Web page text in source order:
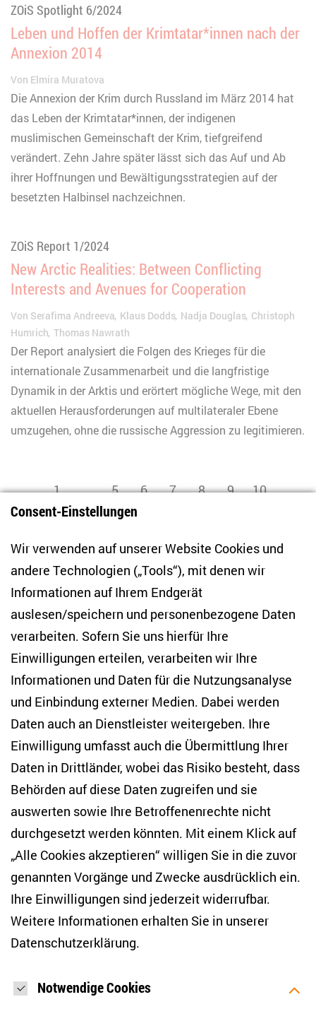
ZOiS Spotlight 6/2024
Leben und Hoffen der Krimtatar*innen nach der
Annexion 2014
Von Elmira Muratova
Die Annexion der Krim durch Russland im März 2014 hat
das Leben der Krimtatar*innen, der indigenen
muslimischen Gemeinschaft der Krim, tiefgreifend
verändert. Zehn Jahre später lässt sich das Auf und Ab
ihrer Hoffnungen und Bewältigungsstrategien auf der
besetzten Halbinsel nachzeichnen.
ZOiS Report 1/2024
New Arctic Realities: Between Conflicting
Interests and Avenues for Cooperation
Von Serafima Andreeva Klaus Dodds Nadja Douglas Christoph
Humrich Thomas Nawrath
Der Report analysiert die Folgen des Krieges für die
internationale Zusammenarbeit und die langfristige
Dynamik in der Arktis und erörtert mögliche Wege, mit den
aktuellen Herausforderungen auf multilateraler Ebene
umzugehen, ohne die russische Aggression zu legitimieren.
zurück
1 ... 5 6 7 8 9
10
11
12 13
Zentrum für Osteuropa- und internationale
Studien
Anton-Wilhelm-Amo-Str. 60
10117 Berlin
Tel. +49 (30) 2005949-17
info(at)zois-berlin(dot)de
NEWSLETTER
E-Mail-Adresse eingeben*
Ich möchte regelmäßig über aktuelle Themen,
werden. Ich bin zudem damit einverstanden, dass meine
Interaktionen mit den Newslettern gemessen werden (z. B.
Öffnung der E-Mail, angeklickte Links), sodass das ZOiS den
Newsletter optimieren und weiterhin möglichst relevante
mit Wirkung für die Zukunft widerrufen (Abmeldelink in jeder
von HTML-Inhalten in Ihrem E-Mail-Programm
standardmäßig deaktivieren. Weitere Hinweise zum
Consent-Einstellungen
Wir verwenden auf unserer Website Cookies und
andere Technologien („Tools“), mit denen wir
Informationen auf Ihrem Endgerät
auslesen/speichern und personenbezogene Daten
verarbeiten. Sofern Sie uns hierfür Ihre
Einwilligungen erteilen, verarbeiten wir Ihre
Informationen und Daten für die Nutzungsanalyse
und Einbindung externer Medien. Dabei werden
Daten auch an Dienstleister weitergeben. Ihre
Einwilligung umfasst auch die Übermittlung Ihrer
Daten in Drittländer, wobei das Risiko besteht, dass
Behörden auf diese Daten zugreifen und sie
auswerten sowie Ihre Betroffenenrechte nicht
durchgesetzt werden könnten. Mit einem Klick auf
„Alle Cookies akzeptieren“ willigen Sie in die zuvor
genannten Vorgänge und Zwecke ausdrücklich ein.
Ihre Einwilligungen sind jederzeit widerrufbar.
Weitere Informationen erhalten Sie in unserer
Datenschutzerklärung.
Notwendige Cookies